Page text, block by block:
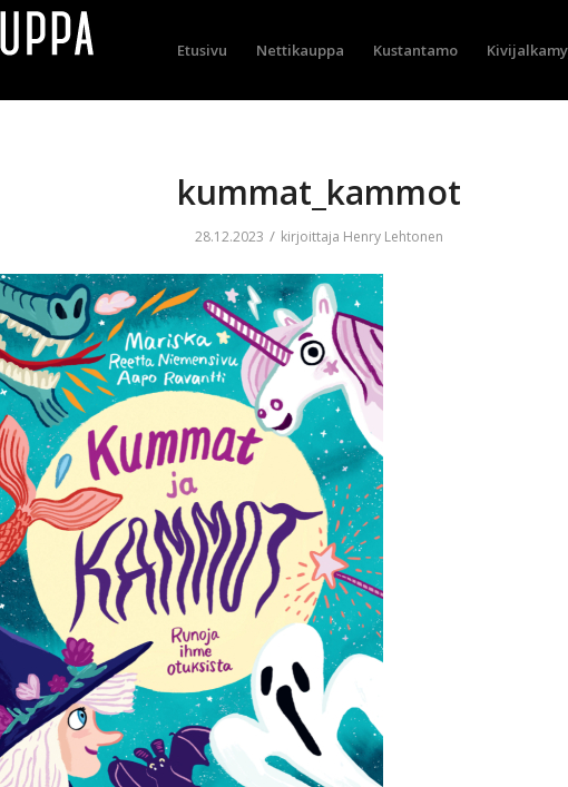
Etusivu Nettikauppa Kustantamo
kummat_kammot
28.12.2023 / kirjoittaja Henry Lehtonen